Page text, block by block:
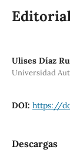
Ulises Díaz
Universidad
DOI: https://
Descargas